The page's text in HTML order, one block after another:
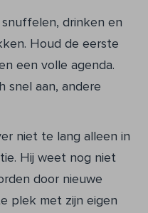
drinken en
Houd de eerste
een volle agenda.
snel aan, andere
niet te lang alleen in
Hij weet nog niet
door nieuwe
plek met zijn eigen